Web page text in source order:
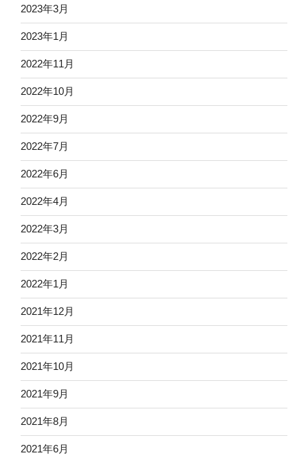
2023年3月
2023年1月
2022年11月
2022年10月
2022年9月
2022年7月
2022年6月
2022年4月
2022年3月
2022年2月
2022年1月
2021年12月
2021年11月
2021年10月
2021年9月
2021年8月
2021年6月